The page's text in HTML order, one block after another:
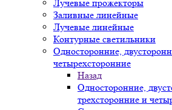
Лучевые прожекторы
Заливные линейные
Лучевые линейные
Контурные светильники
Односторонние,
четырехсторонние
Назад
Односторонние,
трехсторонние и